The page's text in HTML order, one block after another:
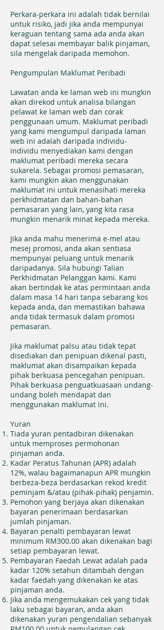
Perkara-perkara ini adalah tidak bernilai
untuk risiko, jadi jika anda mempunyai
keraguan tentang sama ada anda akan
dapat selesai membayar balik pinjaman,
sila mengelak daripada memohon.
Pengumpulan Maklumat Peribadi
Lawatan anda ke laman web ini mungkin
akan direkod untuk analisa bilangan
pelawat ke laman web dan corak
penggunaan umum. Maklumat peribadi
yang kami mengumpul daripada laman
web ini adalah daripada individu-
individu menyediakan kami dengan
maklumat peribadi mereka secara
sukarela. Sebagai promosi pemasaran,
kami mungkin akan menggunakan
maklumat ini untuk menasihati mereka
perkhidmatan dan bahan-bahan
pemasaran yang lain, yang kita rasa
mungkin menarik minat kepada mereka.
Jika anda mahu menerima e-mel atau
mesej promosi, anda akan sentiasa
mempunyai peluang untuk menarik
daripadanya. Sila hubungi Talian
Perkhidmatan Pelanggan kami. Kami
akan bertindak ke atas permintaan anda
dalam masa 14 hari tanpa sebarang kos
kepada anda, dan memastikan bahawa
anda tidak termasuk dalam promosi
pemasaran.
Jika maklumat palsu atau tidak tepat
disediakan dan penipuan dikenal pasti,
maklumat akan disampaikan kepada
pihak berkuasa pencegahan penipuan.
Pihak berkuasa penguatkuasaan undang-
undang boleh mendapat dan
menggunakan maklumat ini.
Yuran
Tiada yuran pentadbiran dikenakan
untuk memproses permohonan
pinjaman anda.
Kadar Peratus Tahunan (APR) adalah
12%, walau bagaimanapun APR mungkin
berbeza-beza berdasarkan rekod kredit
peminjam &/atau (pihak-pihak) penjamin.
Pemohon yang berjaya akan dikenakan
bayaran penerimaan berdasarkan
jumlah pinjaman.
Bayaran penalti pembayaran lewat
minimum RM300.00 akan dikenakan bagi
setiap pembayaran lewat.
Pembayaran Faedah Lewat adalah pada
kadar 120% setahun ditambah dengan
kadar faedah yang dikenakan ke atas
pinjaman anda.
Jika anda mengemukakan cek yang tidak
laku sebagai bayaran, anda akan
dikenakan yuran pengendalian sebanyak